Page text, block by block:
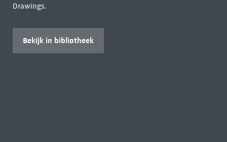
Drawings.
Bekijk in bibliotheek